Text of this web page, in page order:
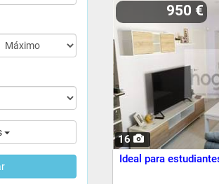
16
950 €
Ideal para